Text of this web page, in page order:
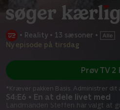
• Reality • 13 sæsoner •
Ny episode på tirsdag
S4:E6 • En at dele livet med
Landmanden Steffen har valgt at
Prøv TV 2
*Kræver pakken Basis. Administrer dit